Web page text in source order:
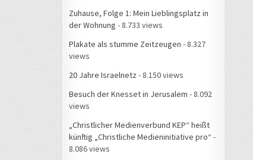
Zuhause, Folge 1: Mein Lieblingsplatz in
der Wohnung - 8.733 views
Plakate als stumme Zeitzeugen - 8.327
views
20 Jahre Israelnetz - 8.150 views
Besuch der Knesset in Jerusalem - 8.092
views
„Christlicher Medienverbund KEP“ heißt
künftig „Christliche Medieninitiative pro“ -
8.086 views